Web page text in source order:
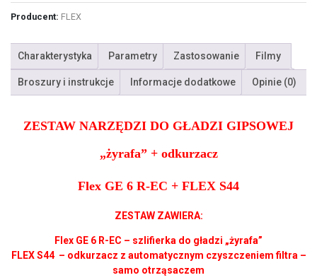
Producent: FLEX
Charakterystyka Parametry Zastosowanie Filmy
Broszury i instrukcje Informacje dodatkowe Opinie (0)
ZESTAW NARZĘDZI DO GŁADZI GIPSOWEJ
„żyrafa” + odkurzacz
Flex GE 6 R-EC + FLEX S44
ZESTAW ZAWIERA:
Flex GE 6 R-EC – szlifierka do gładzi „żyrafa”
FLEX S44 – odkurzacz z automatycznym czyszczeniem filtra –
samo otrząsaczem